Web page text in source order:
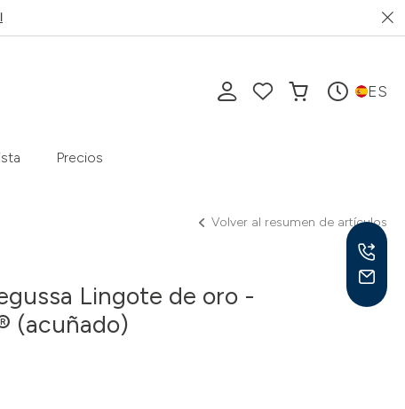
ES
Precios
Volver al resumen de artículos
Lingote de oro -
(acuñado)